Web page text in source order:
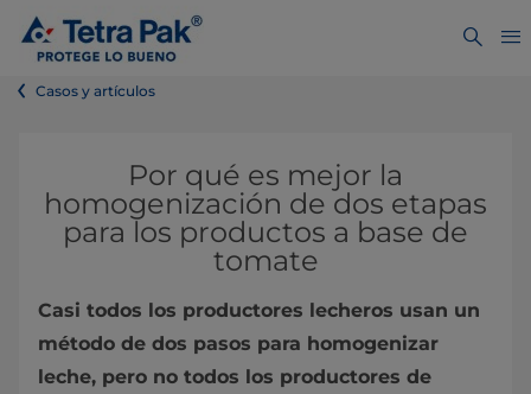
Casos y artículos
Por qué es mejor la
homogenización de dos etapas
para los productos a base de
tomate
Casi todos los productores lecheros usan un
método de dos pasos para homogenizar
leche, pero no todos los productores de